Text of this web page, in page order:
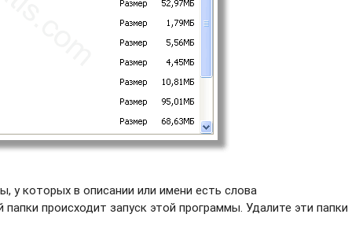
у которых в описании или имени есть слова
папки происходит запуск этой программы. Удалите эти папки.